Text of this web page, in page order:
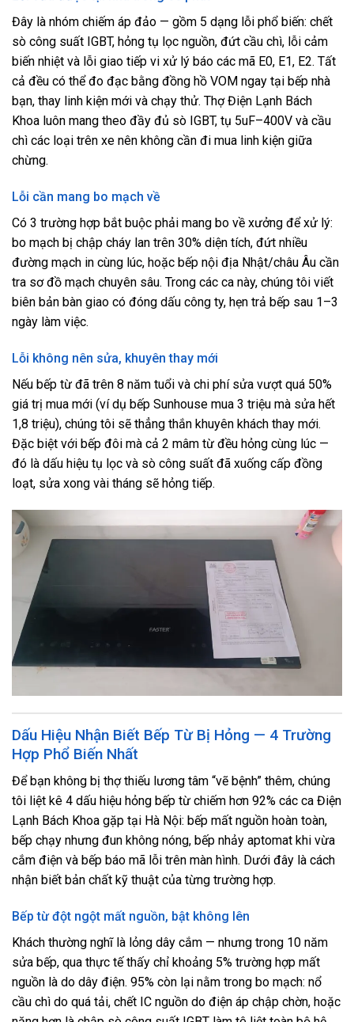
Đây là nhóm chiếm áp đảo — gồm 5 dạng lỗi phổ biến: chết
sò công suất IGBT, hỏng tụ lọc nguồn, đứt cầu chì, lỗi cảm
biến nhiệt và lỗi giao tiếp vi xử lý báo các mã E0, E1, E2. Tất
cả đều có thể đo đạc bằng đồng hồ VOM ngay tại bếp nhà
bạn, thay linh kiện mới và chạy thử. Thợ Điện Lạnh Bách
Khoa luôn mang theo đầy đủ sò IGBT, tụ 5uF–400V và cầu
chì các loại trên xe nên không cần đi mua linh kiện giữa
chừng.
Lỗi cần mang bo mạch về
Có 3 trường hợp bắt buộc phải mang bo về xưởng để xử lý:
bo mạch bị chập cháy lan trên 30% diện tích, đứt nhiều
đường mạch in cùng lúc, hoặc bếp nội địa Nhật/châu Âu cần
tra sơ đồ mạch chuyên sâu. Trong các ca này, chúng tôi viết
biên bản bàn giao có đóng dấu công ty, hẹn trả bếp sau 1–3
ngày làm việc.
Lỗi không nên sửa, khuyên thay mới
Nếu bếp từ đã trên 8 năm tuổi và chi phí sửa vượt quá 50%
giá trị mua mới (ví dụ bếp Sunhouse mua 3 triệu mà sửa hết
1,8 triệu), chúng tôi sẽ thẳng thắn khuyên khách thay mới.
Đặc biệt với bếp đôi mà cả 2 mâm từ đều hỏng cùng lúc —
đó là dấu hiệu tụ lọc và sò công suất đã xuống cấp đồng
loạt, sửa xong vài tháng sẽ hỏng tiếp.
Dấu Hiệu Nhận Biết Bếp Từ Bị Hỏng — 4 Trường
Hợp Phổ Biến Nhất
Để bạn không bị thợ thiếu lương tâm “vẽ bệnh” thêm, chúng
tôi liệt kê 4 dấu hiệu hỏng bếp từ chiếm hơn 92% các ca Điện
Lạnh Bách Khoa gặp tại Hà Nội: bếp mất nguồn hoàn toàn,
bếp chạy nhưng đun không nóng, bếp nhảy aptomat khi vừa
cắm điện và bếp báo mã lỗi trên màn hình. Dưới đây là cách
nhận biết bản chất kỹ thuật của từng trường hợp.
Bếp từ đột ngột mất nguồn, bật không lên
Khách thường nghĩ là lỏng dây cắm — nhưng trong 10 năm
sửa bếp, qua thực tế thấy chỉ khoảng 5% trường hợp mất
nguồn là do dây điện. 95% còn lại nằm trong bo mạch: nổ
cầu chì do quá tải, chết IC nguồn do điện áp chập chờn, hoặc